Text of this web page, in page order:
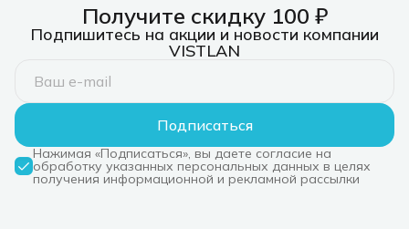
Получите скидку 100 ₽
Подпишитесь на акции и новости компании
VISTLAN
Подписаться
Нажимая «Подписаться», вы даете согласие на
обработку указанных персональных данных в целях
получения информационной и рекламной рассылки